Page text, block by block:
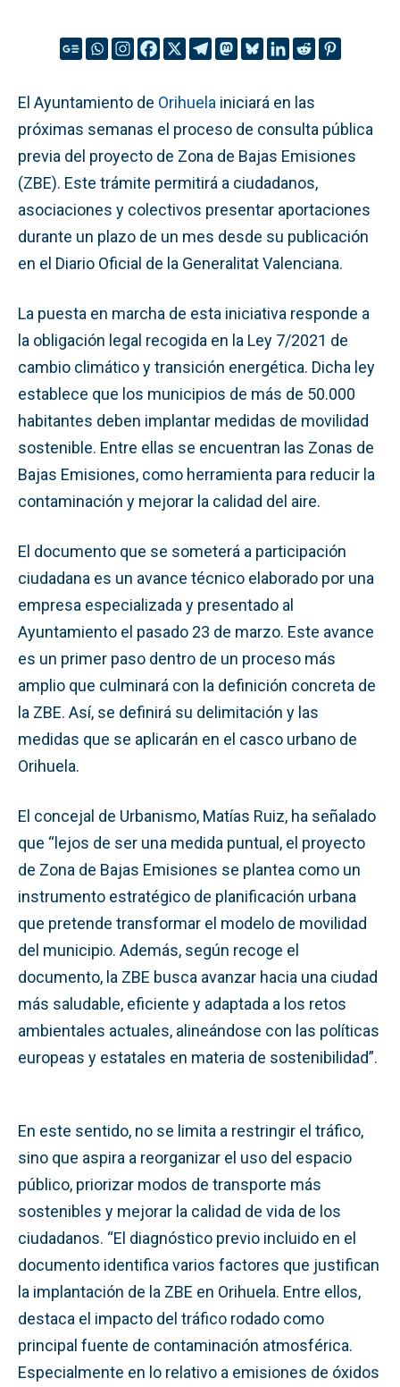
El Ayuntamiento de Orihuela iniciará en las
próximas semanas el proceso de consulta pública
previa del proyecto de Zona de Bajas Emisiones
(ZBE). Este trámite permitirá a ciudadanos,
asociaciones y colectivos presentar aportaciones
durante un plazo de un mes desde su publicación
en el Diario Oficial de la Generalitat Valenciana.
La puesta en marcha de esta iniciativa responde a
la obligación legal recogida en la Ley 7/2021 de
cambio climático y transición energética. Dicha ley
establece que los municipios de más de 50.000
habitantes deben implantar medidas de movilidad
sostenible. Entre ellas se encuentran las Zonas de
Bajas Emisiones, como herramienta para reducir la
contaminación y mejorar la calidad del aire.
El documento que se someterá a participación
ciudadana es un avance técnico elaborado por una
empresa especializada y presentado al
Ayuntamiento el pasado 23 de marzo. Este avance
es un primer paso dentro de un proceso más
amplio que culminará con la definición concreta de
la ZBE. Así, se definirá su delimitación y las
medidas que se aplicarán en el casco urbano de
Orihuela.
El concejal de Urbanismo, Matías Ruiz, ha señalado
que “lejos de ser una medida puntual, el proyecto
de Zona de Bajas Emisiones se plantea como un
instrumento estratégico de planificación urbana
que pretende transformar el modelo de movilidad
del municipio. Además, según recoge el
documento, la ZBE busca avanzar hacia una ciudad
más saludable, eficiente y adaptada a los retos
ambientales actuales, alineándose con las políticas
europeas y estatales en materia de sostenibilidad”.
En este sentido, no se limita a restringir el tráfico,
sino que aspira a reorganizar el uso del espacio
público, priorizar modos de transporte más
sostenibles y mejorar la calidad de vida de los
ciudadanos. “El diagnóstico previo incluido en el
documento identifica varios factores que justifican
la implantación de la ZBE en Orihuela. Entre ellos,
destaca el impacto del tráfico rodado como
principal fuente de contaminación atmosférica.
Especialmente en lo relativo a emisiones de óxidos